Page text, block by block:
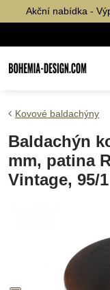
Akční nabídka -
Kovové baldachýny
Baldachýn
mm, patina
Vintage, 95/1